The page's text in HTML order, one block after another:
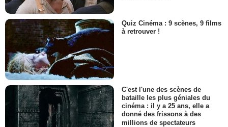
Quiz Cinéma : 9 scènes, 9 films
à retrouver !
C'est l'une des scènes de
bataille les plus géniales du
cinéma : il y a 25 ans, elle a
donné des frissons à des
millions de spectateurs